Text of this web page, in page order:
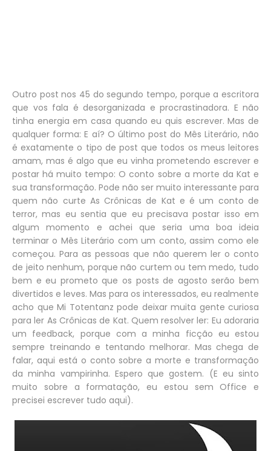
Outro post nos 45 do segundo tempo, porque a escritora
que vos fala é desorganizada e procrastinadora. E não
tinha energia em casa quando eu quis escrever. Mas de
qualquer forma: E aí? O último post do Mês Literário, não
é exatamente o tipo de post que todos os meus leitores
amam, mas é algo que eu vinha prometendo escrever e
postar há muito tempo: O conto sobre a morte da Kat e
sua transformação. Pode não ser muito interessante para
quem não curte As Crônicas de Kat e é um conto de
terror, mas eu sentia que eu precisava postar isso em
algum momento e achei que seria uma boa ideia
terminar o Mês Literário com um conto, assim como ele
começou. Para as pessoas que não querem ler o conto
de jeito nenhum, porque não curtem ou tem medo, tudo
bem e eu prometo que os posts de agosto serão bem
divertidos e leves. Mas para os interessados, eu realmente
acho que Mi Totentanz pode deixar muita gente curiosa
para ler As Crônicas de Kat. Quem resolver ler: Eu adoraria
um feedback, porque com a minha ficção eu estou
sempre treinando e tentando melhorar. Mas chega de
falar, aqui está o conto sobre a morte e transformação
da minha vampirinha. Espero que gostem. (E eu sinto
muito sobre a formatação, eu estou sem Office e
precisei escrever tudo aqui).